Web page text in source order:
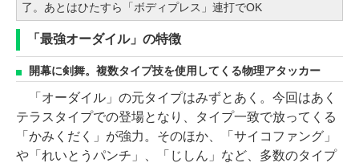
了。あとはひたすら「ボディプレス」連打でOK
「最強オーダイル」の特徴
開幕に剣舞。複数タイプ技を使用してくる物理アタッカー
「オーダイル」の元タイプはみずとあく。今回はあく
テラスタイプでの登場となり、タイプ一致で放ってくる
「かみくだく」が強力。そのほか、「サイコファング」
や「れいとうパンチ」、「じしん」など、多数のタイプ